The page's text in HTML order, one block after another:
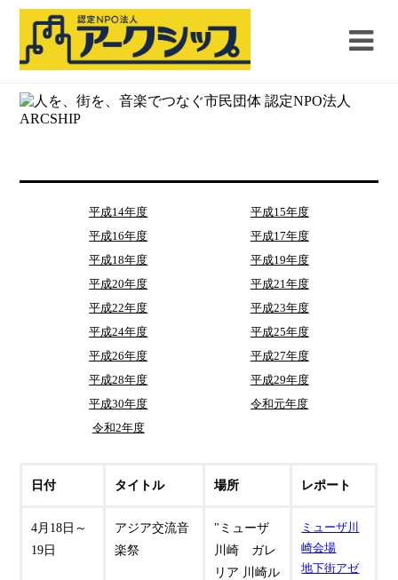
平成14年度
平成15年度
平成16年度
平成17年度
平成18年度
平成19年度
平成20年度
平成21年度
平成22年度
平成23年度
平成24年度
平成25年度
平成26年度
平成27年度
平成28年度
平成29年度
平成30年度
令和元年度
令和2年度
日付 タイトル 場所 レポート
4月18日～
19日
アジア交流音
楽祭
"ミューザ
川崎 ガレ
リア 川崎ル
ミューザ川
崎会場
地下街アゼ